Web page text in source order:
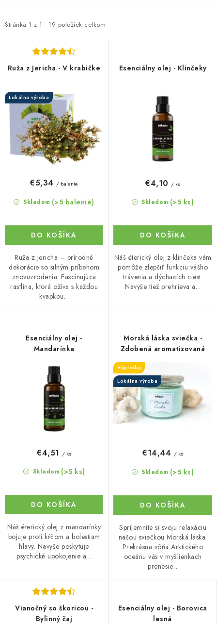
i
r
d
u
o
Stránka 1 z 1 - 19 položiek celkom
e
e
r
o
k
Ruža z Jericha - V krabičke
Lokálna výroba
Skladom (>5 balenie)
€5,34 / balenie
DO KOŠÍKA
Ruža z Jericha – prírodné
dekorácie so silným príbehom
znovuzrodenia. Fascinujúca
rastlina, ktorá ožíva s každou
kvapkou...
Esenciálny olej - Klinčeky
Skladom (>5 ks)
€4,10 / ks
DO KOŠÍKA
Náš éterický olej z klinčeka vám
pomôže zlepšiť funkciu vášho
trávenia a dýchacích ciest.
Navyše tiež prehrieva a...
Esenciálny olej -
Mandarínka
Skladom (>5 ks)
€4,51 / ks
DO KOŠÍKA
Náš éterický olej z mandarínky
bojuje proti kŕčom a bolestiam
hlavy. Navyše poskytuje
psychické upokojenie a...
Morská láska sviečka -
Zdobená aromatizovaná
Výpredaj
Lokálna výroba
Skladom (>5 ks)
€14,44 / ks
DO KOŠÍKA
Spríjemnite si svoju relaxáciu
našou sviečkou Morská láska.
Prekrásna vôňa Arktického
oceánu vás v myšlienkach
prenesie...
Vianočný so škoricou -
Bylinný čaj
Esenciálny olej - Borovica
lesná